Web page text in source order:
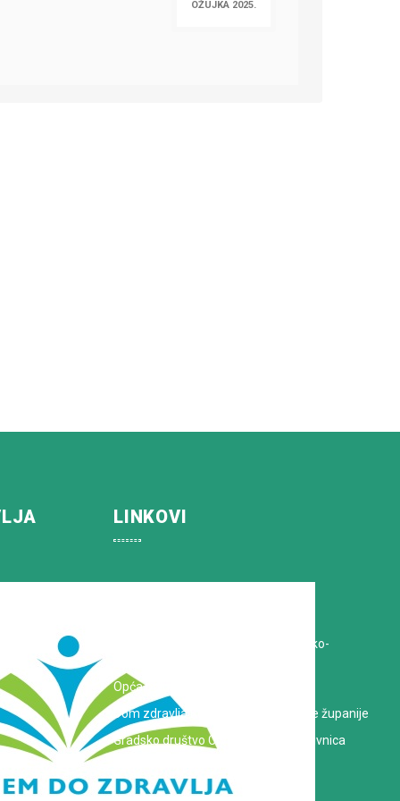
OŽUJKA 2025.
LINKOVI
Zavod za javno zdravstvo Koprivničko-
Opća bolnica dr. Tomislav Bardek
Dom zdravlja Koprivničko-križevačke županije
Gradsko društvo Crvenog križa Koprivnica